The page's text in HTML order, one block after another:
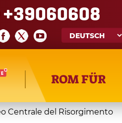
+39060608
ROM FÜR
Centrale del Risorgimento